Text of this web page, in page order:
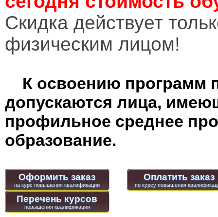
Cкидка действует
физическим лицом!
К освоению программ
допускаются лица,
профильное среднее
образование.
Оформить заказ Оплатить заказ
Перечень курсов
повышения квалификации